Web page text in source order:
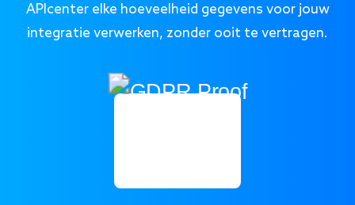
APIcenter elke hoeveelheid gegevens voor jouw
integratie verwerken, zonder ooit te vertragen.